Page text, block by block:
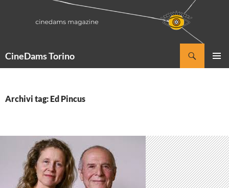
CineDams Torino
Archivi tag: Ed Pincus